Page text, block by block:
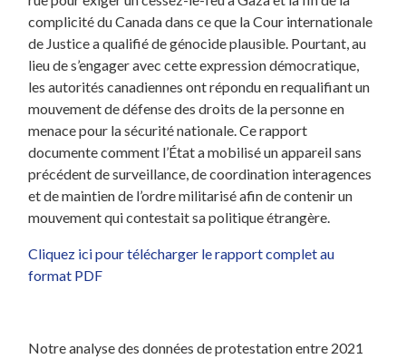
complicité du Canada dans ce que la Cour internationale
de Justice a qualifié de génocide plausible. Pourtant, au
lieu de s’engager avec cette expression démocratique,
les autorités canadiennes ont répondu en requalifiant un
mouvement de défense des droits de la personne en
menace pour la sécurité nationale. Ce rapport
documente comment l’État a mobilisé un appareil sans
précédent de surveillance, de coordination interagences
et de maintien de l’ordre militarisé afin de contenir un
mouvement qui contestait sa politique étrangère.
Cliquez ici pour télécharger le rapport complet au
format PDF
Notre analyse des données de protestation entre 2021